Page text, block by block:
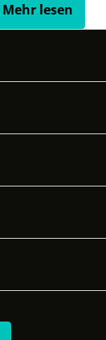
Mehr lesen